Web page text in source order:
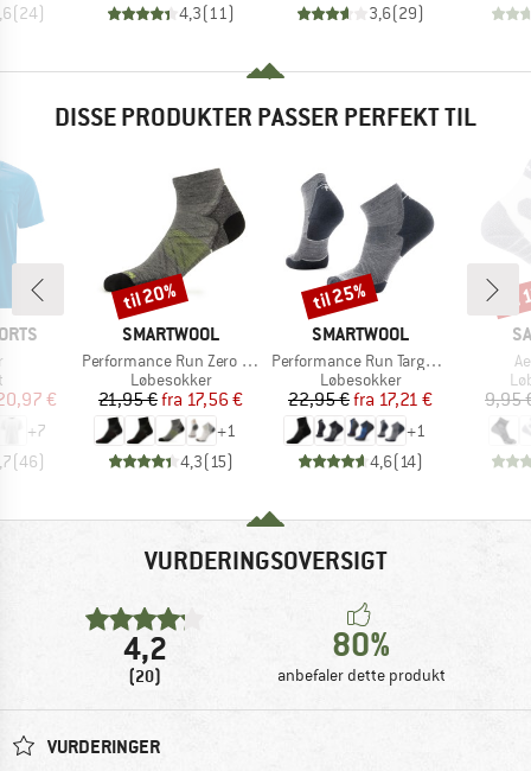
(24) 4,3( 11) 3,6(29)
DISSE PRODUKTER PASSER PERFEKT TIL
pris
€
+7
(46)
MÆRKE
SMARTWOOL
Artikel
Performance Run Zero Cushion Ankle
Produktgruppe
Løbesokker
Pris
21,95 € Nedsat pris
fra 17,56 €
+1
4,3(15)
Rabat
til 20%
MÆRKE
SMARTWOOL
Artikel
Performance Run Targeted Cushion Ankle
Produktgruppe
Løbesokker
Pris
22,95 € Nedsat pris
fra 17,21 €
+1
4,6(14)
Rabat
til 25%
9,95
VURDERINGSOVERSIGT
4,2
(20)
80%
anbefaler dette produkt
VURDERINGER